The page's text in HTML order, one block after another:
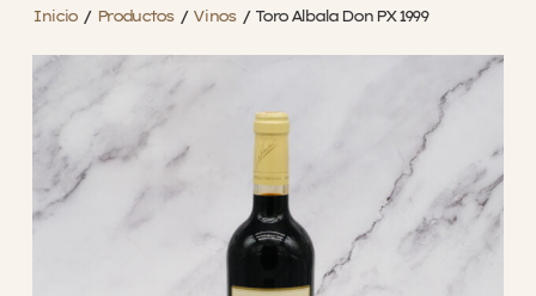
Inicio / Productos / Vinos / Toro Albala Don PX 1999